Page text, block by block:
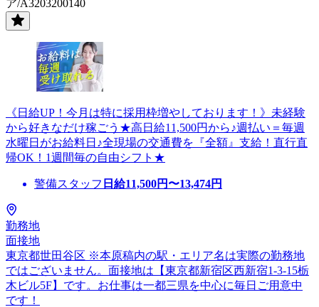
ア/A3203200140
《日給UP！今月は特に採用枠増やしております！》未経験
から好きなだけ稼ごう★高日給11,500円から♪週払い＝毎週
水曜日がお給料日♪全現場の交通費を『全額』支給！直行直
帰OK！1週間毎の自由シフト★
警備スタッフ 日給11,500円〜13,474円
勤務地
面接地
東京都世田谷区 ※本原稿内の駅・エリア名は実際の勤務地
ではございません。面接地は【東京都新宿区西新宿1-3-15栃
木ビル5F】です。お仕事は一都三県を中心に毎日ご用意中
です！